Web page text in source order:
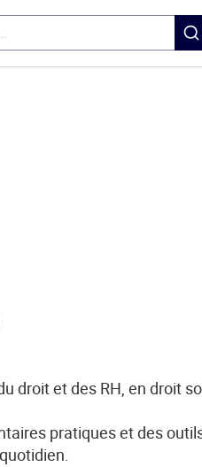
droit et des RH, en droit
pratiques et des